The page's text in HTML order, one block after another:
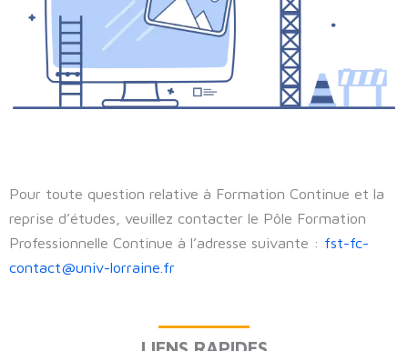
Pour toute question relative à Formation Continue et la
reprise d’études, veuillez contacter le Pôle Formation
Professionnelle Continue à l’adresse suivante : fst-fc-
contact@univ-lorraine.fr